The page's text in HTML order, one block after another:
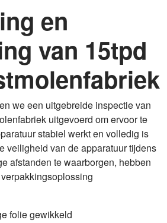
en
van 15tpd
we een uitgebreide inspectie van
uitgevoerd om ervoor te
stabiel werkt en volledig is
veiligheid van de apparatuur tijdens
afstanden te waarborgen, hebben
folie gewikkeld